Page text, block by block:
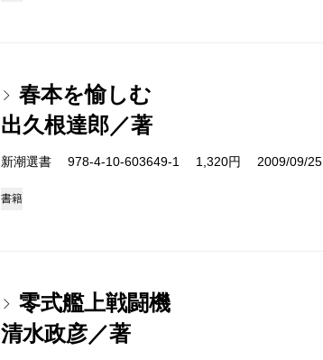
春本を愉しむ
出久根達郎／著
新潮選書 978-4-10-603649-1 1,320円 2009/09/25
書籍
零式艦上戦闘機
清水政彦／著